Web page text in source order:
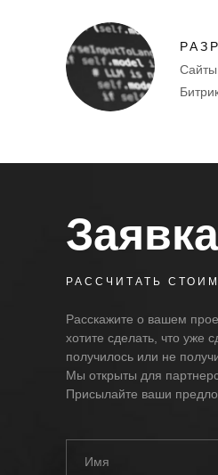
Сайты
Заявка
РАССЧИТАТЬ
Расскажите о вашем
хотите сделать, что уже
получилось или не
Мы открыты для
Присылайте ваши